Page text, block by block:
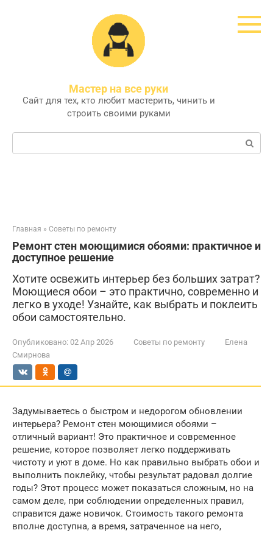
Мастер на все руки
Сайт для тех, кто любит мастерить, чинить и
строить своими руками
Поиск:
Главная » Советы по ремонту
Ремонт стен моющимися обоями: практичное и
доступное решение
Хотите освежить интерьер без больших затрат?
Моющиеся обои – это практично, современно и
легко в уходе! Узнайте, как выбрать и поклеить
обои самостоятельно.
Опубликовано: 02 Апр 2026 Советы по ремонту
Елена
Смирнова
Задумываетесь о быстром и недорогом обновлении
интерьера? Ремонт стен моющимися обоями –
отличный вариант! Это практичное и современное
решение, которое позволяет легко поддерживать
чистоту и уют в доме. Но как правильно выбрать обои и
выполнить поклейку, чтобы результат радовал долгие
годы? Этот процесс может показаться сложным, но на
самом деле, при соблюдении определенных правил,
справится даже новичок. Стоимость такого ремонта
вполне доступна, а время, затраченное на него,